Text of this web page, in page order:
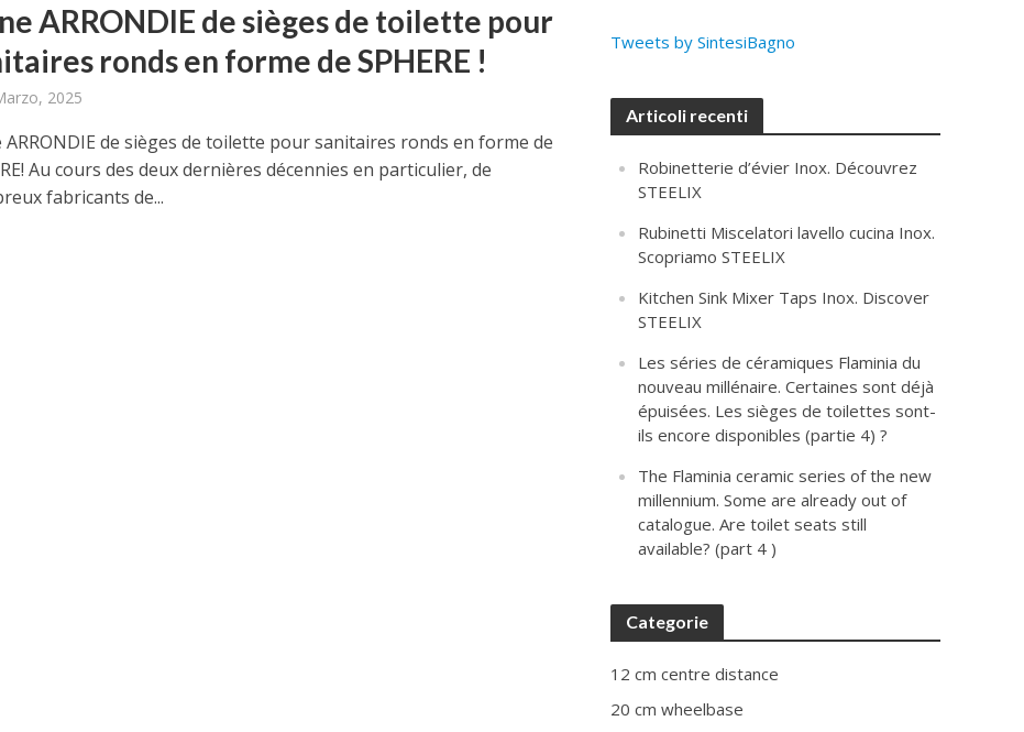
ARRONDIE de sièges de toilette pour
ronds en forme de SPHERE !
2025
ARRONDIE de sièges de toilette pour sanitaires ronds en forme de
Au cours des deux dernières décennies en particulier, de
fabricants de...
Tweets by SintesiBagno
Articoli recenti
Robinetterie d’évier Inox. Découvrez
STEELIX
Rubinetti Miscelatori lavello cucina Inox.
Scopriamo STEELIX
Kitchen Sink Mixer Taps Inox. Discover
STEELIX
Les séries de céramiques Flaminia du
nouveau millénaire. Certaines sont déjà
épuisées. Les sièges de toilettes sont-
ils encore disponibles (partie 4) ?
The Flaminia ceramic series of the new
millennium. Some are already out of
catalogue. Are toilet seats still
available? (part 4 )
Categorie
12 cm centre distance
20 cm wheelbase